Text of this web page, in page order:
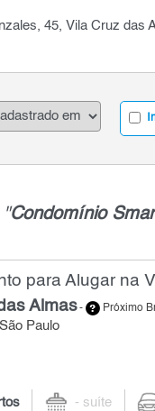
45, Vila Cruz das
"Condomínio
para Alugar na
Almas- Próximo
Paulo
- suíte